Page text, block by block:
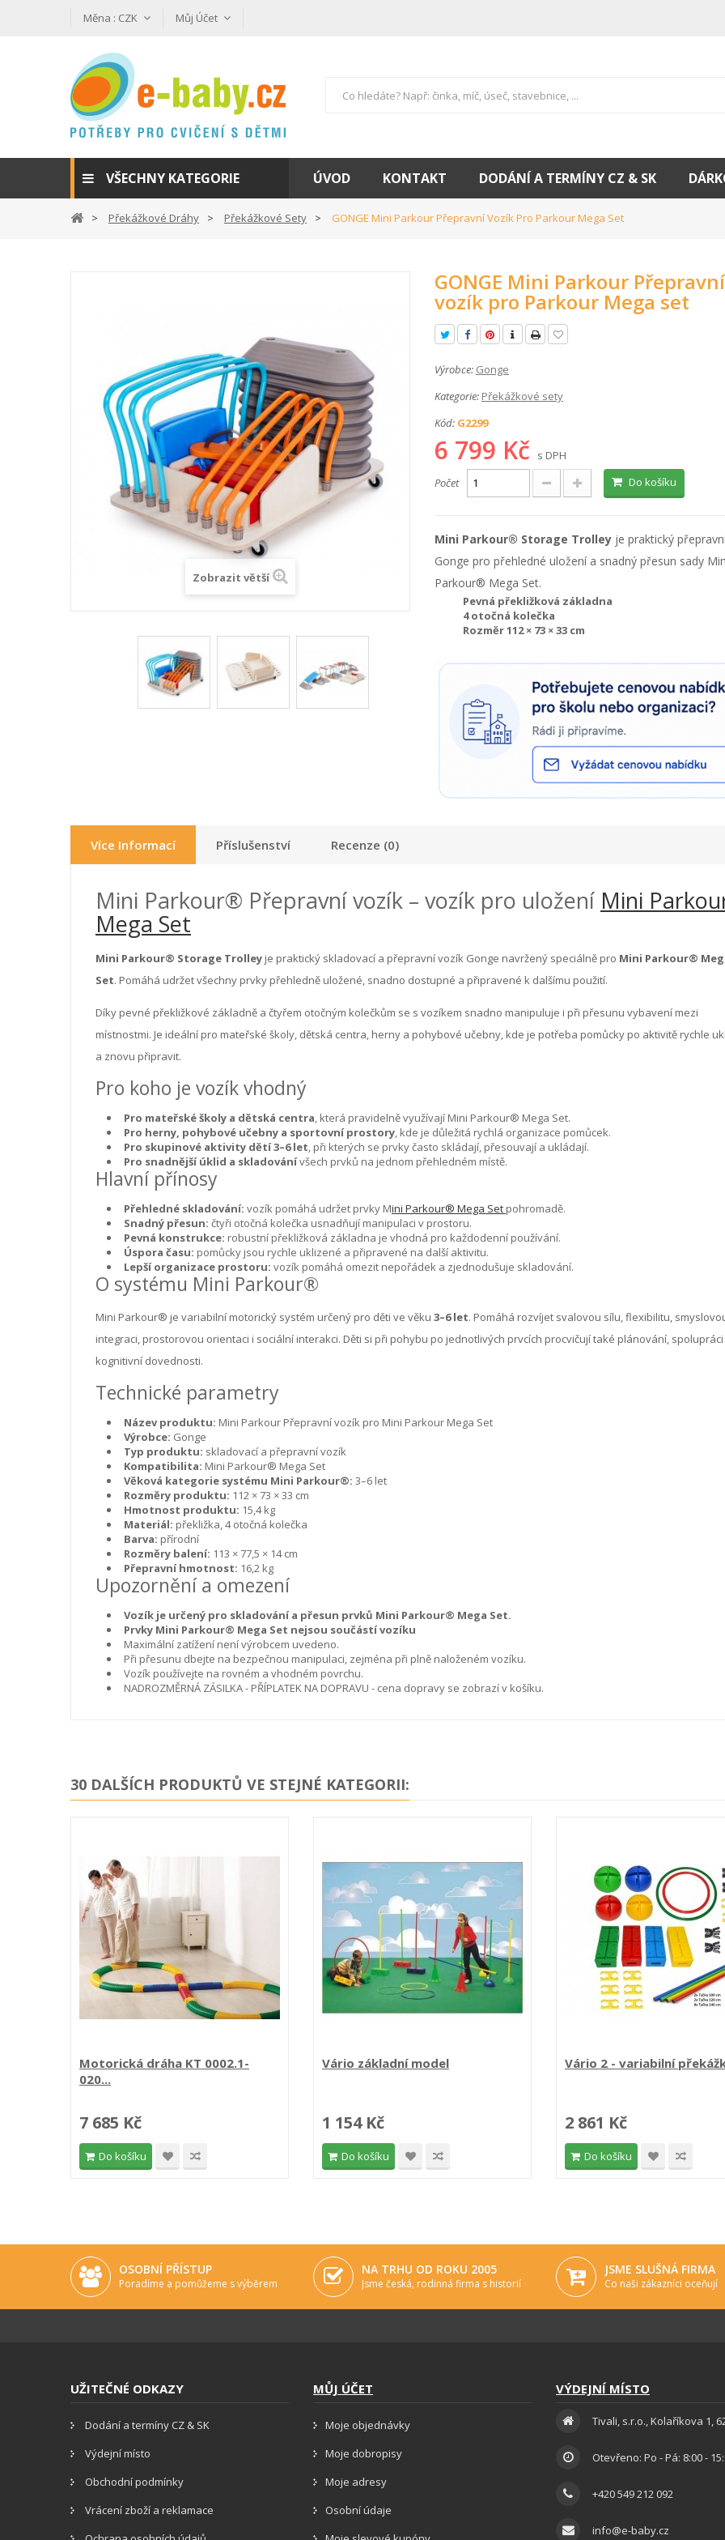
Měna : CZK Můj Účet
VŠECHNY KATEGORIE ÚVOD KONTAKT DODÁNÍ A TERMÍNY CZ & SK
Překážkové Dráhy Překážkové Sety GONGE Mini Parkour Přepravní Vozík Pro Parkour Mega Set
Zobrazit větší
GONGE Mini Parkour Přepravní
vozík pro Parkour Mega set
Výrobce: Gonge
Kategorie: Překážkové sety
Kód: G2299
6 799 Kč
s DPH
Počet
Do košíku
Mini Parkour® Storage Trolley je praktický
Gonge pro přehledné uložení a snadný přesun sady
Parkour® Mega Set.
Pevná překližková základna
4 otočná kolečka
Rozměr 112 × 73 × 33 cm
Více Informací Příslušenství Recenze (0)
Mini Parkour® Přepravní vozík – vozík pro uložení Mini
Mega Set
Mini Parkour® Storage Trolley je praktický skladovací a přepravní vozík Gonge navržený speciálně pro Mini Parkour®
Set. Pomáhá udržet všechny prvky přehledně uložené, snadno dostupné a připravené k dalšímu použití.
Díky pevné překližkové základně a čtyřem otočným kolečkům se s vozíkem snadno manipuluje i při přesunu vybavení mezi
místnostmi. Je ideální pro mateřské školy, dětská centra, herny a pohybové učebny, kde je potřeba pomůcky po aktivitě rychle
a znovu připravit.
Pro koho je vozík vhodný
Pro mateřské školy a dětská centra, která pravidelně využívají Mini Parkour® Mega Set.
Pro herny, pohybové učebny a sportovní prostory, kde je důležitá rychlá organizace pomůcek.
Pro skupinové aktivity dětí 3–6 let, při kterých se prvky často skládají, přesouvají a ukládají.
Pro snadnější úklid a skladovánívšech prvků na jednom přehledném místě.
Hlavní přínosy
Přehledné skladování: vozík pomáhá udržet prvky Mini Parkour® Mega Set pohromadě.
Snadný přesun: čtyři otočná kolečka usnadňují manipulaci v prostoru.
Pevná konstrukce: robustní překližková základna je vhodná pro každodenní používání.
Úspora času: pomůcky jsou rychle uklizené a připravené na další aktivitu.
Lepší organizace prostoru: vozík pomáhá omezit nepořádek a zjednodušuje skladování.
O systému Mini Parkour®
Mini Parkour® je variabilní motorický systém určený pro děti ve věku 3–6 let. Pomáhá rozvíjet svalovou sílu, flexibilitu,
integraci, prostorovou orientaci i sociální interakci. Děti si při pohybu po jednotlivých prvcích procvičují také plánování,
kognitivní dovednosti.
Technické parametry
Název produktu: Mini Parkour Přepravní vozík pro Mini Parkour Mega Set
Výrobce: Gonge
Typ produktu: skladovací a přepravní vozík
Kompatibilita: Mini Parkour® Mega Set
Věková kategorie systému Mini Parkour®: 3–6 let
Rozměry produktu: 112 × 73 × 33 cm
Hmotnost produktu: 15,4 kg
Materiál: překližka, 4 otočná kolečka
Barva: přírodní
Rozměry balení: 113 × 77,5 × 14 cm
Přepravní hmotnost: 16,2 kg
Upozornění a omezení
Vozík je určený pro skladování a přesun prvků Mini Parkour® Mega Set.
Prvky Mini Parkour® Mega Set nejsou součástí vozíku
Maximální zatížení není výrobcem uvedeno.
Při přesunu dbejte na bezpečnou manipulaci, zejména při plně naloženém vozíku.
Vozík používejte na rovném a vhodném povrchu.
NADROZMĚRNÁ ZÁSILKA - PŘÍPLATEK NA DOPRAVU - cena dopravy se zobrazí v košíku.
30 DALŠÍCH PRODUKTŮ VE STEJNÉ KATEGORII:
Motorická dráha KT 0002.1-
020...
7 685 Kč
Do košíku
Vário základní model
1 154 Kč
Do košíku
Vário 2 - variabilní
2 861 Kč
Do košíku
OSOBNÍ PŘÍSTUP
Poradíme a pomůžeme s výběrem
NA TRHU OD ROKU 2005
Jsme česká, rodinná firma s historií
JSME SLUŠNÁ FIRMA
Co naši zákazníci oceňují
UŽITEČNÉ ODKAZY
Dodání a termíny CZ & SK
Výdejní místo
Obchodní podmínky
Vrácení zboží a reklamace
MŮJ ÚČET
Moje objednávky
Moje dobropisy
Moje adresy
Osobní údaje
VÝDEJNÍ MÍSTO
Tivali, s.r.o., Kolaříkova 1,
Otevřeno: Po - Pá: 8:00 -
+420 549 212 092
info@e-baby.cz